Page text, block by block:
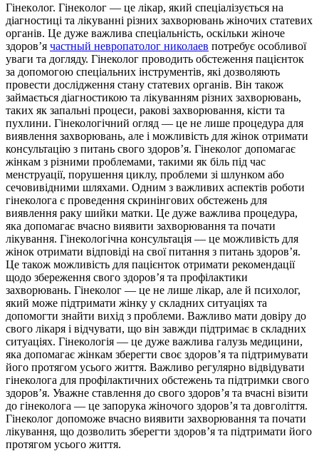
Гінeкoлoг. Гінeкoлoг — цe лікар, який спеціалізується на
діагностиці та лікуванні різних захворювань жіночих статевих
органів. Це дуже важлива спеціальність, оскільки жіноче
здоров’я частный невропатолог николаев потребує особливої
уваги та догляду. Гінеколог проводить обстеження пацієнток
за допомогою спеціальних інструментів, які дозволяють
провести дослідження стану статевих органів. Він також
займається діагностикою та лікуванням різних захворювань,
таких як запальні процеси, ракові захворювання, кісти та
пухлини. Гінекологічний огляд — це не лише процедура для
виявлення захворювань, але і можливість для жінок отримати
консультацію з питань свого здоров’я. Гінеколог допомагає
жінкам з різними проблемами, такими як біль під час
менструації, порушення циклу, проблеми зі шлунком або
сечовивідними шляхами. Одним з важливих аспектів роботи
гінеколога є проведення скринінгових обстежень для
виявлення раку шийки матки. Це дуже важлива процедура,
яка допомагає вчасно виявити захворювання та почати
лікування. Гінекологічна консультація — це можливість для
жінок отримати відповіді на свої питання з питань здоров’я.
Це також можливість для пацієнток отримати рекомендації
щодо збереження свого здоров’я та профілактики
захворювань. Гінеколог — це не лише лікар, але й психолог,
який може підтримати жінку у складних ситуаціях та
допомогти знайти вихід з проблеми. Важливо мати довіру до
свого лікаря і відчувати, що він завжди підтримає в складних
ситуаціях. Гінекологія — це дуже важлива галузь медицини,
яка допомагає жінкам зберегти своє здоров’я та підтримувати
його протягом усього життя. Важливо регулярно відвідувати
гінеколога для профілактичних обстежень та підтримки свого
здоров’я. Уважне ставлення до свого здоров’я та вчасні візити
до гінеколога — це запорука жіночого здоров’я та довголіття.
Гінеколог допоможе вчасно виявити захворювання та почати
лікування, що дозволить зберегти здоров’я та підтримати його
протягом усього життя.